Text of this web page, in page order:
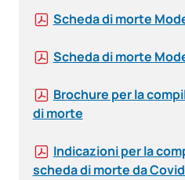
Scheda di morte
Scheda di morte
Brochure per la
di morte
Indicazioni per la
scheda di morte da